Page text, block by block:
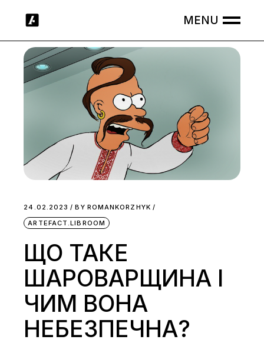
24.02.2023 BY ROMANKORZHYK
ARTEFACT.LIBROOM
ЩО ТАКЕ
ШАРОВАРЩИНА І
ЧИМ ВОНА
НЕБЕЗПЕЧНА?